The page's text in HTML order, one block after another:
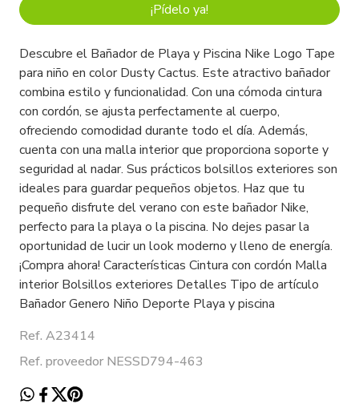
¡Pídelo ya!
Descubre el Bañador de Playa y Piscina Nike Logo Tape
para niño en color Dusty Cactus. Este atractivo bañador
combina estilo y funcionalidad. Con una cómoda cintura
con cordón, se ajusta perfectamente al cuerpo,
ofreciendo comodidad durante todo el día. Además,
cuenta con una malla interior que proporciona soporte y
seguridad al nadar. Sus prácticos bolsillos exteriores son
ideales para guardar pequeños objetos. Haz que tu
pequeño disfrute del verano con este bañador Nike,
perfecto para la playa o la piscina. No dejes pasar la
oportunidad de lucir un look moderno y lleno de energía.
¡Compra ahora! Características Cintura con cordón Malla
interior Bolsillos exteriores Detalles Tipo de artículo
Bañador Genero Niño Deporte Playa y piscina
Ref. A23414
Ref. proveedor NESSD794-463